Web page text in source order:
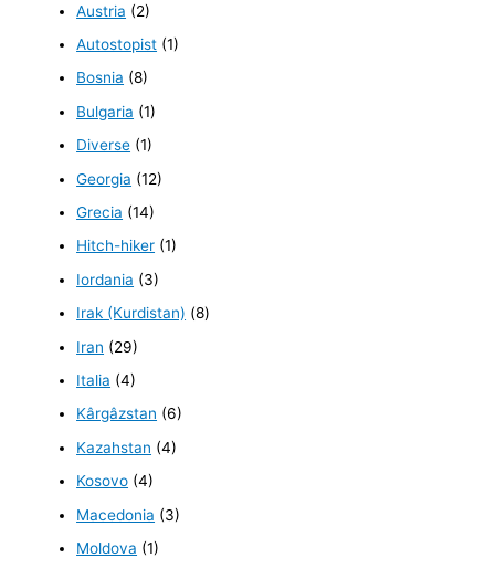
Austria (2)
Autostopist (1)
Bosnia (8)
Bulgaria (1)
Diverse (1)
Georgia (12)
Grecia (14)
Hitch-hiker (1)
Iordania (3)
Irak (Kurdistan) (8)
Iran (29)
Italia (4)
Kârgâzstan (6)
Kazahstan (4)
Kosovo (4)
Macedonia (3)
Moldova (1)